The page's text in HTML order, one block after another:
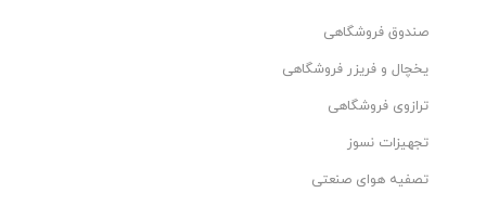
صندوق فروشگاهی
یخچال و فریزر فروشگاهی
ترازوی فروشگاهی
تجهیزات نسوز
تصفیه هوای صنعتی